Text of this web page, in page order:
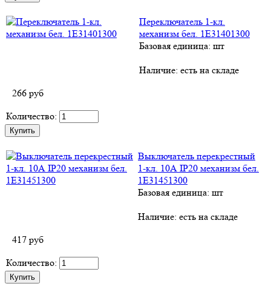
Переключатель 1-кл.
механизм бел. 1E31401300
Базовая единица: шт
Наличие: есть на складе
266 руб
Количество:
Выключатель перекрестный
1-кл. 10А IP20 механизм бел.
1E31451300
Базовая единица: шт
Наличие: есть на складе
417 руб
Количество: